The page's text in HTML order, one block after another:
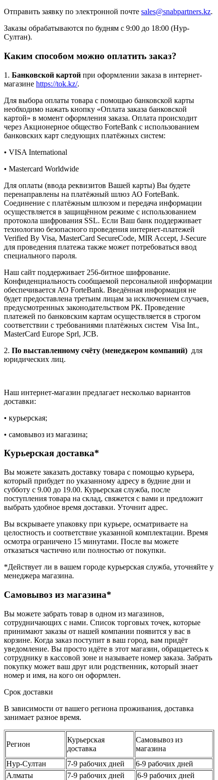
Отправить заявку по электронной почте sales@snabpartners.kz.
Заказы обрабатываются по будням с 9:00 до 18:00 (Нур-
Султан).
Каким способом можно оплатить заказ?
1. Банковской картой при оформлении заказа в интернет-
магазине https://tok.kz/.
Для выбора оплаты товара с помощью банковской карты
необходимо нажать кнопку «Оплата заказа банковской
картой» в момент оформления заказа. Оплата происходит
через Акционерное общество ForteBank с использованием
банковских карт следующих платёжных систем:
• VISA International
• Mastercard Worldwide
Для оплаты (ввода реквизитов Вашей карты) Вы будете
перенаправлены на платёжный шлюз АО ForteBank.
Соединение с платёжным шлюзом и передача информации
осуществляется в защищённом режиме с использованием
протокола шифрования SSL. Если Ваш банк поддерживает
технологию безопасного проведения интернет-платежей
Verified By Visa, MasterCard SecureCode, MIR Accept, J-Secure
для проведения платежа также может потребоваться ввод
специального пароля.
Наш сайт поддерживает 256-битное шифрование.
Конфиденциальность сообщаемой персональной информации
обеспечивается АО ForteBank. Введённая информация не
будет предоставлена третьим лицам за исключением случаев,
предусмотренных законодательством РК. Проведение
платежей по банковским картам осуществляется в строгом
соответствии с требованиями платёжных систем Visa Int.,
MasterCard Europe Sprl, JCB.
2. По выставленному счёту (менеджером компаний) для
юридических лиц.
Наш интернет-магазин предлагает несколько вариантов
доставки:
• курьерская;
• самовывоз из магазина;
Курьерская доставка*
Вы можете заказать доставку товара с помощью курьера,
который прибудет по указанному адресу в будние дни и
субботу с 9.00 до 19.00. Курьерская служба, после
поступления товара на склад, свяжется с вами и предложит
выбрать удобное время доставки. Уточнит адрес.
Вы вскрываете упаковку при курьере, осматриваете на
целостность и соответствие указанной комплектации. Время
осмотра ограничено 15 минутами. После вы можете
отказаться частично или полностью от покупки.
*Действует ли в вашем городе курьерская служба, уточняйте у
менеджера магазина.
Самовывоз из магазина*
Вы можете забрать товар в одном из магазинов,
сотрудничающих с нами. Список торговых точек, которые
принимают заказы от нашей компании появится у вас в
корзине. Когда заказ поступит в ваш город, вам придёт
уведомление. Вы просто идёте в этот магазин, обращаетесь к
сотруднику в кассовой зоне и называете номер заказа. Забрать
покупку может ваш друг или родственник, который знает
номер и имя, на кого он оформлен.
Срок доставки
В зависимости от вашего региона проживания, доставка
занимает разное время.
Регион
Курьерская
доставка
Самовывоз из
магазина
Нур-Султан
7-9 рабочих дней
6-9 рабочих дней
Алматы
7-9 рабочих дней
6-9 рабочих дней